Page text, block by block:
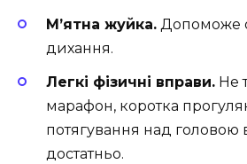
М’ятна жуйка. Допоможе
дихання.
Легкі фізичні вправи. Не
марафон, коротка
потягування над головою
достатньо.